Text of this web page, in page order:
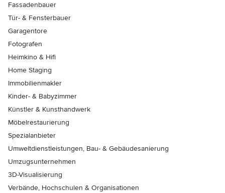
Fassadenbauer
Tür- & Fensterbauer
Garagentore
Fotografen
Heimkino & Hifi
Home Staging
Immobilienmakler
Kinder- & Babyzimmer
Künstler & Kunsthandwerk
Möbelrestaurierung
Spezialanbieter
Umweltdienstleistungen, Bau- & Gebäudesanierung
Umzugsunternehmen
3D-Visualisierung
Verbände, Hochschulen & Organisationen